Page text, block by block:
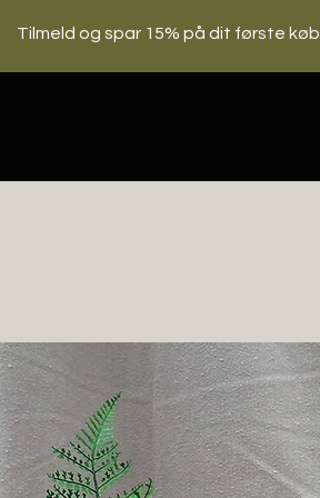
Tilmeld og spar 15% på dit første køb